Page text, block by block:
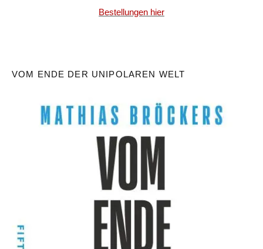
Bestellungen hier
VOM ENDE DER UNIPOLAREN WELT